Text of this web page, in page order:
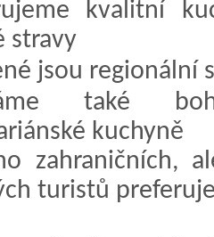
kvalitní
stravy
jsou regionální
také
kuchyně
zahraničních,
turistů